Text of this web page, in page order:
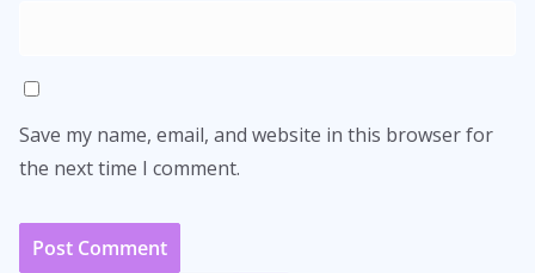
Save my name, email, and website in this browser for
the next time I comment.